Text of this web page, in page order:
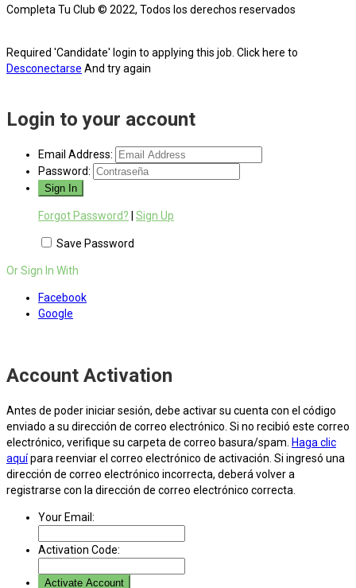
Completa Tu Club © 2022, Todos los derechos reservados
Required 'Candidate' login to applying this job. Click here to
Desconectarse And try again
Login to your account
Email Address:
Password:
Forgot Password? Sign Up
Save Password
Or Sign In With
Facebook
Google
Account Activation
Antes de poder iniciar sesión, debe activar su cuenta con el código
enviado a su dirección de correo electrónico. Si no recibió este correo
electrónico, verifique su carpeta de correo basura/spam. Haga clic
aquípara reenviar el correo electrónico de activación. Si ingresó una
dirección de correo electrónico incorrecta, deberá volver a
registrarse con la dirección de correo electrónico correcta.
Your Email:
Activation Code: